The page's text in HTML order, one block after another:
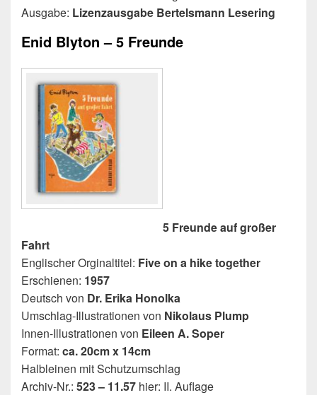
Ausgabe: Lizenzausgabe Bertelsmann Lesering
Enid Blyton – 5 Freunde
5 Freunde auf großer
Fahrt
Englischer Orginaltitel: Five on a hike together
Erschienen: 1957
Deutsch von Dr. Erika Honolka
Umschlag-Illustrationen von Nikolaus Plump
Innen-Illustrationen von Eileen A. Soper
Format: ca. 20cm x 14cm
Halbleinen mit Schutzumschlag
Archiv-Nr.: 523 – 11.57 hier: II. Auflage